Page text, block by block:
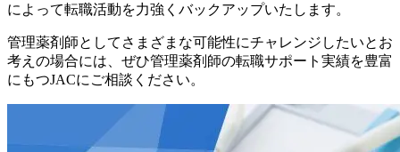
によって転職活動を力強くバックアップいたします。
管理薬剤師としてさまざまな可能性にチャレンジしたいとお
考えの場合には、ぜひ管理薬剤師の転職サポート実績を豊富
にもつJACにご相談ください。